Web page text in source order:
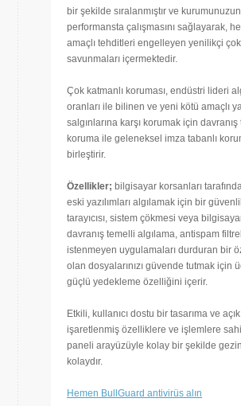
bir şekilde sıralanmıştır ve
performansta çalışmasını sağlayarak,
amaçlı tehditleri engelleyen yenilikçi
savunmaları içermektedir.
Çok katmanlı koruması, endüstri lideri
oranları ile bilinen ve yeni kötü amaçlı
salgınlarına karşı korumak için davranış
koruma ile geleneksel imza tabanlı
birleştirir.
Özellikler; bilgisayar korsanları
eski yazılımları algılamak için bir
tarayıcısı, sistem çökmesi veya
davranış temelli algılama, antispam
istenmeyen uygulamaları durduran bir
olan dosyalarınızı güvende tutmak için
güçlü yedekleme özelliğini içerir.
Etkili, kullanıcı dostu bir tasarıma ve
işaretlenmiş özelliklere ve işlemlere
paneli arayüzüyle kolay bir şekilde
kolaydır.
Hemen BullGuard antivirüs alın